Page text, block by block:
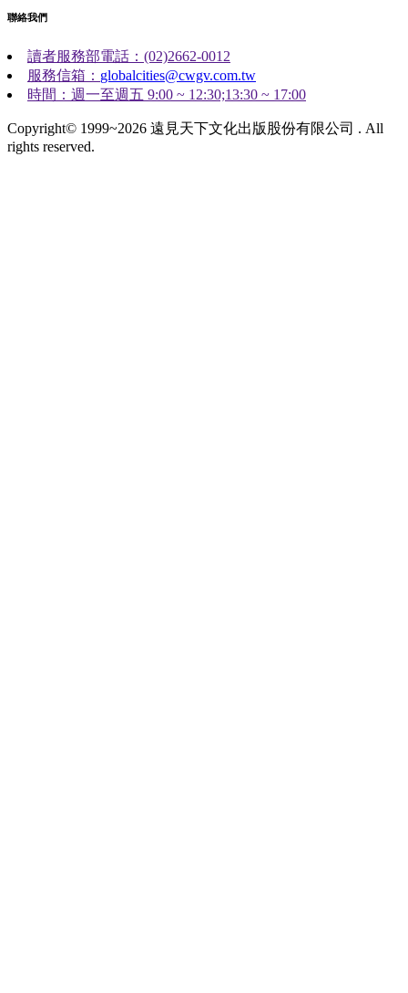
聯絡我們
讀者服務部電話：(02)2662-0012
服務信箱： globalcities@cwgv.com.tw
時間：週一至週五 9:00 ~ 12:30;13:30 ~ 17:00
Copyright© 1999~2026 遠見天下文化出版股份有限公司 . All
rights reserved.